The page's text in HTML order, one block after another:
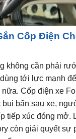
Cốp Điện
không cần phải
tới lực mạnh để
nữa. Cốp điện xe
bẩn sau xe,
tiếp xúc đóng mở.
còn giải quyết sự
cốp.